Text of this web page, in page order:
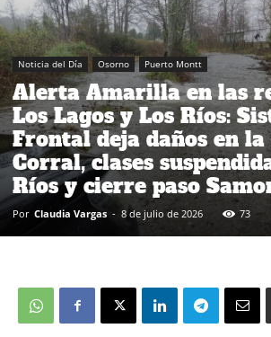
Noticia del Día Osorno Puerto Montt
Alerta Amarilla en las
Los Lagos y Los Ríos:
Frontal deja daños en la
Corral, clases
Ríos y cierre paso
Por Claudia Vargas - 8 de julio de 2026 73